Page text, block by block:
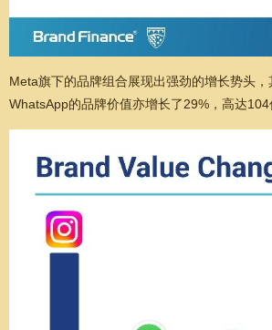
Meta旗下的品牌组合展现出强劲的增长势头
WhatsApp的品牌价值亦增长了29%，高达